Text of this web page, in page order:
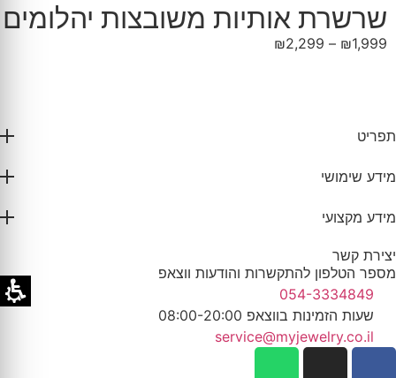
שרשרת אותיות משובצות יהלומים
₪1,999
–
₪2,299
תפריט
מידע שימושי
מידע מקצועי
יצירת קשר
מספר הטלפון להתקשרות והודעות ווצאפ
054-3334849
שעות הזמינות בווצאפ 08:00-20:00
service@myjewelry.co.il